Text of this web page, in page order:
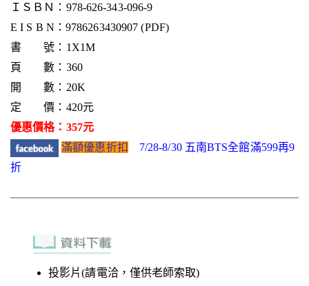
ＩＳＢＮ：978-626-343-096-9
E I S B N：9786263430907 (PDF)
書 號：1X1M
頁 數：360
開 數：20K
定 價：420元
優惠價格：357元
滿額優惠折扣
7/28-8/30 五南BTS全館滿599再9
折
投影片(請電洽，僅供老師索取)